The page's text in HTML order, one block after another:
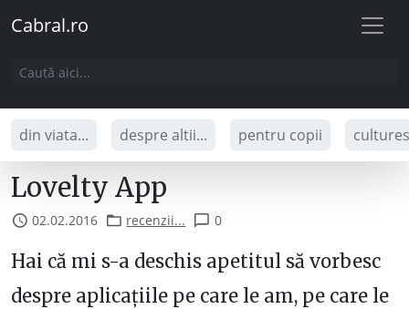
Cabral.ro
din viata... despre altii... pentru copii
Lovelty App
02.02.2016 recenzii... 0
Hai că mi s-a deschis apetitul să vorbesc
despre aplicațiile pe care le am, pe care le